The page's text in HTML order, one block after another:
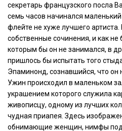
секретарь французского посла
семь часов начинался
флейте не хуже лучшего
собственные сочинения, и как не
которым бы он не занимался, в
пришлось бы испытать того
Эпаминонд, сознавшийся, что он
Ужин происходил в маленьком
украшением которого служила
живописцу, одному из лучших
чудная приапея. Здесь
обнимающие женщин, нимфы под